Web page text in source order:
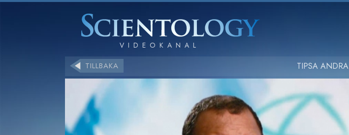
TILLBAKA TIPSA ANDRA